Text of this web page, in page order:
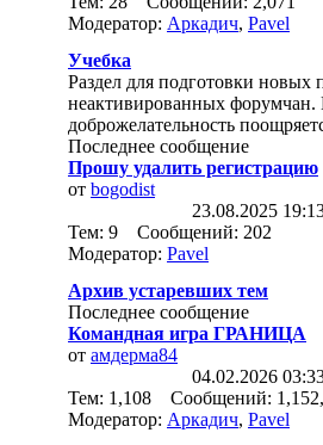
Модератор: Аркадич, Pavel
Учебка
Раздел для подготовки новых
неактивированных форумчан.
доброжелательность
Последнее сообщение
Прошу удалить регистрацию
от bogodist
23.08.2025
Тем: 9 Сообщений: 202
Модератор: Pavel
Архив устаревших тем
Последнее сообщение
Командная игра ГРАНИЦА
от амдерма84
04.02.2026
Тем: 1,108 Сообщений:
Модератор: Аркадич, Pavel